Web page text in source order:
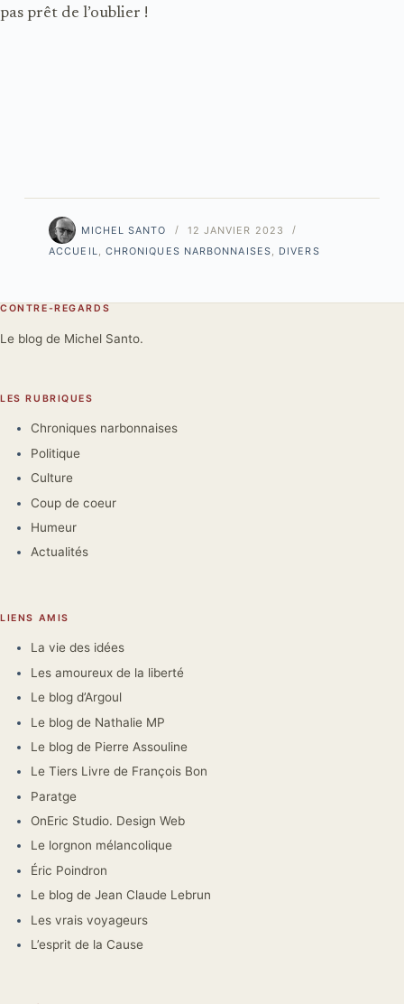
pas prêt de l’oublier !
MICHEL SANTO
12 JANVIER 2023
ACCUEIL, CHRONIQUES NARBONNAISES, DIVERS
CONTRE-REGARDS
Le blog de Michel Santo.
LES RUBRIQUES
Chroniques narbonnaises
Politique
Culture
Coup de coeur
Humeur
Actualités
LIENS AMIS
La vie des idées
Les amoureux de la liberté
Le blog d’Argoul
Le blog de Nathalie MP
Le blog de Pierre Assouline
Le Tiers Livre de François Bon
Paratge
OnEric Studio. Design Web
Le lorgnon mélancolique
Éric Poindron
Le blog de Jean Claude Lebrun
Les vrais voyageurs
L’esprit de la Cause